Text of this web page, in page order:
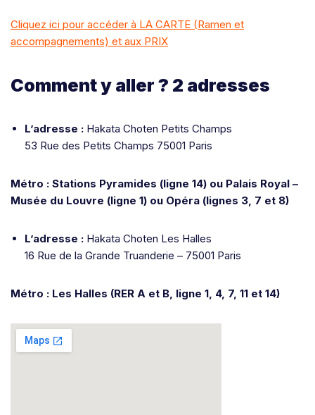
Cliquez ici pour accéder à LA CARTE (Ramen et
accompagnements) et aux PRIX
Comment y aller ? 2 adresses
L’adresse : Hakata Choten Petits Champs
53 Rue des Petits Champs 75001 Paris
Métro : Stations Pyramides (ligne 14) ou Palais Royal –
Musée du Louvre (ligne 1) ou Opéra (lignes 3, 7 et 8)
L’adresse : Hakata Choten Les Halles
16 Rue de la Grande Truanderie – 75001 Paris
Métro : Les Halles (RER A et B, ligne 1, 4, 7, 11 et 14)